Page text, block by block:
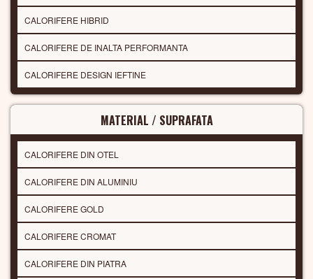
CALORIFERE HIBRID
CALORIFERE DE INALTA PERFORMANTA
CALORIFERE DESIGN IEFTINE
MATERIAL / SUPRAFATA
CALORIFERE DIN OTEL
CALORIFERE DIN ALUMINIU
CALORIFERE GOLD
CALORIFERE CROMAT
CALORIFERE DIN PIATRA